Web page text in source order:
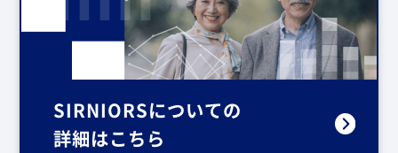
SIRNIORSについての
詳細はこちら